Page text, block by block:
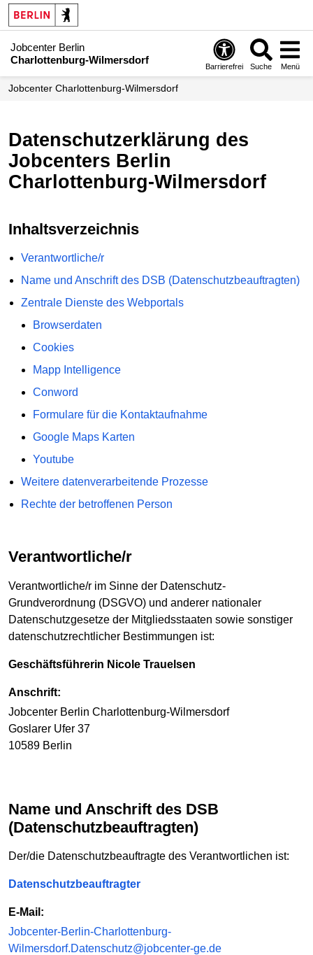
Jobcenter Berlin
Charlottenburg-Wilmersdorf
Barrierefrei Suche Menü
Jobcenter Charlottenburg-Wilmersdorf
Datenschutzerklärung des
Jobcenters Berlin
Charlottenburg-Wilmersdorf
Inhaltsverzeichnis
Verantwortliche/r
Name und Anschrift des DSB (Datenschutzbeauftragten)
Zentrale Dienste des Webportals
Browserdaten
Cookies
Mapp Intelligence
Conword
Formulare für die Kontaktaufnahme
Google Maps Karten
Youtube
Weitere datenverarbeitende Prozesse
Rechte der betroffenen Person
Verantwortliche/r
Verantwortliche/r im Sinne der Datenschutz-
Grundverordnung (DSGVO) und anderer nationaler
Datenschutzgesetze der Mitgliedsstaaten sowie sonstiger
datenschutzrechtlicher Bestimmungen ist:
Geschäftsführerin Nicole Trauelsen
Anschrift:
Jobcenter Berlin Charlottenburg-Wilmersdorf
Goslarer Ufer 37
10589 Berlin
Name und Anschrift des DSB
(Datenschutzbeauftragten)
Der/die Datenschutzbeauftragte des Verantwortlichen ist:
Datenschutzbeauftragter
E-Mail:
Jobcenter-Berlin-Charlottenburg-
Wilmersdorf.Datenschutz@jobcenter-ge.de